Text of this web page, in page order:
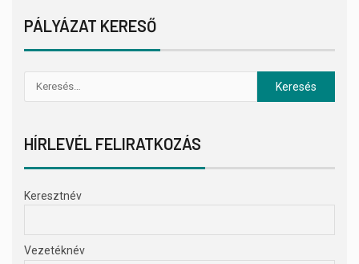
PÁLYÁZAT KERESŐ
HÍRLEVÉL FELIRATKOZÁS
Keresztnév
Vezetéknév